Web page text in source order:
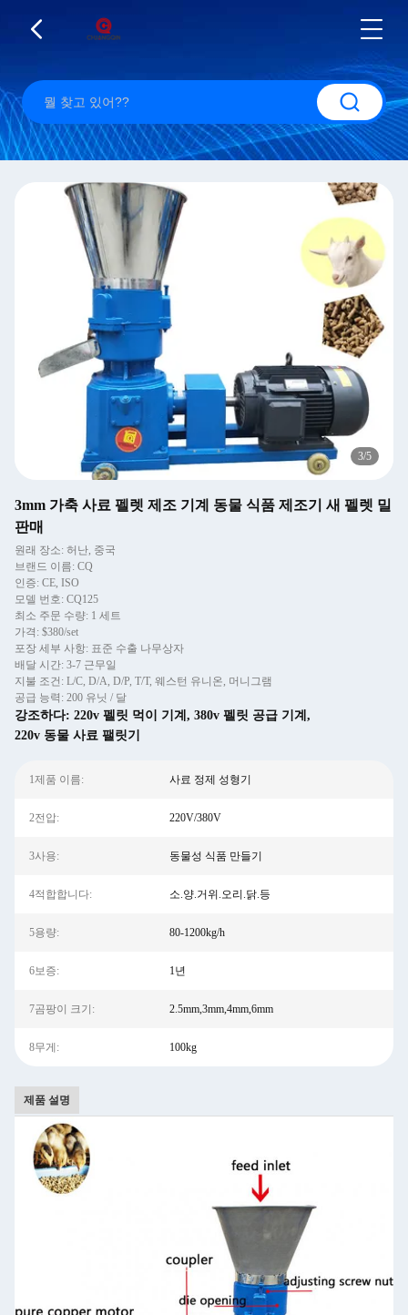
3/5
3mm 가축 사료 펠렛 제조 기계 동물 식품 제조기 새 펠렛 밀
판매
원래 장소: 허난, 중국
브랜드 이름: CQ
인증: CE, ISO
모델 번호: CQ125
최소 주문 수량: 1 세트
가격: $380/set
포장 세부 사항: 표준 수출 나무상자
배달 시간: 3-7 근무일
지불 조건: L/C, D/A, D/P, T/T, 웨스턴 유니온, 머니그램
공급 능력: 200 유닛 / 달
강조하다: 220v 펠릿 먹이 기계 , 380v 펠릿 공급 기계 ,
220v 동물 사료 팰릿기
1제품 이름: 사료 정제 성형기
2전압: 220V/380V
3사용: 동물성 식품 만들기
4적합합니다: 소.양.거위.오리.닭.등
5용량: 80-1200kg/h
6보증: 1년
7곰팡이 크기: 2.5mm,3mm,4mm,6mm
8무게: 100kg
제품 설명